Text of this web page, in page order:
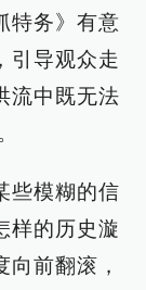
特务》有意
引导观众走
流中既无法
些模糊的信
样的历史漩
前翻滚，